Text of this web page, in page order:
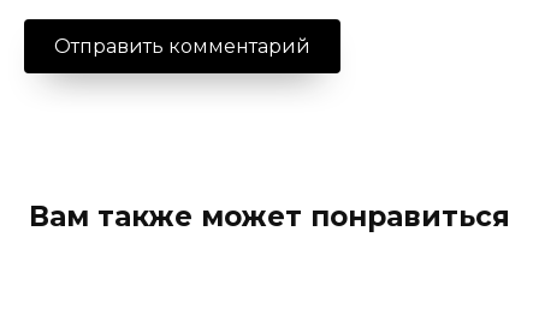
Вам также может понравиться